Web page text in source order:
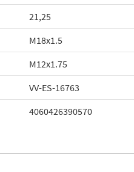
21,25
M18x1.5
M12x1.75
VV-ES-16763
4060426390570